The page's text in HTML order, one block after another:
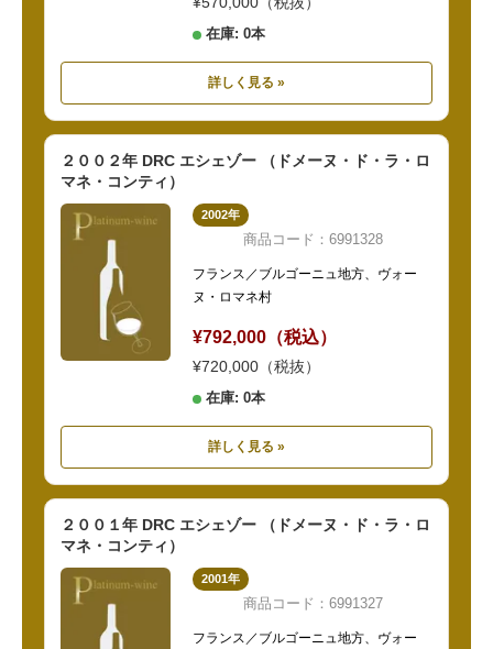
在庫: 0本
詳しく見る »
２００２年 DRC エシェゾー （ドメーヌ・ド・ラ・ロ
マネ・コンティ）
2002年
商品コード：6991328
フランス／ブルゴーニュ地方、ヴォー
ヌ・ロマネ村
¥792,000（税込）
¥720,000（税抜）
在庫: 0本
詳しく見る »
２００１年 DRC エシェゾー （ドメーヌ・ド・ラ・ロ
マネ・コンティ）
2001年
商品コード：6991327
フランス／ブルゴーニュ地方、ヴォー